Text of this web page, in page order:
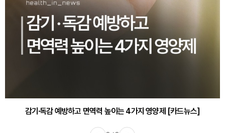
감기·독감 예방하고 면역력 높이는 4가지 영양제 [카드뉴스]